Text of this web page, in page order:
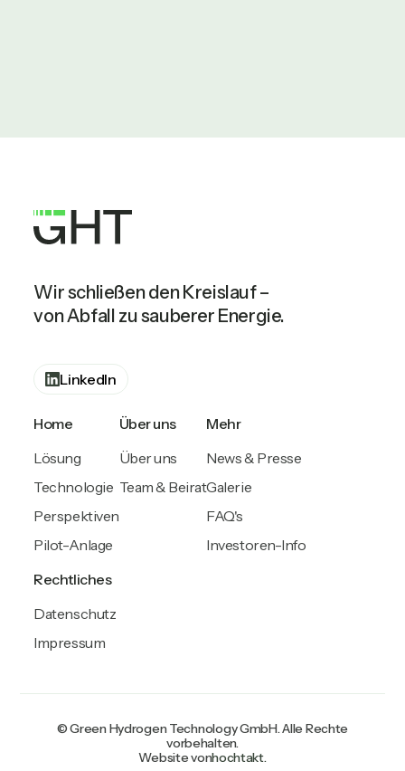
Wir schließen den Kreislauf –
von Abfall zu sauberer Energie.
LinkedIn
Home
Lösung
Technologie
Perspektiven
Pilot-Anlage
Über uns
Über uns
Team & Beirat
Mehr
News & Presse
Galerie
FAQ's
Investoren-Info
Rechtliches
Datenschutz
Impressum
© Green Hydrogen Technology GmbH. Alle Rechte
vorbehalten.
Website vonhochtakt.